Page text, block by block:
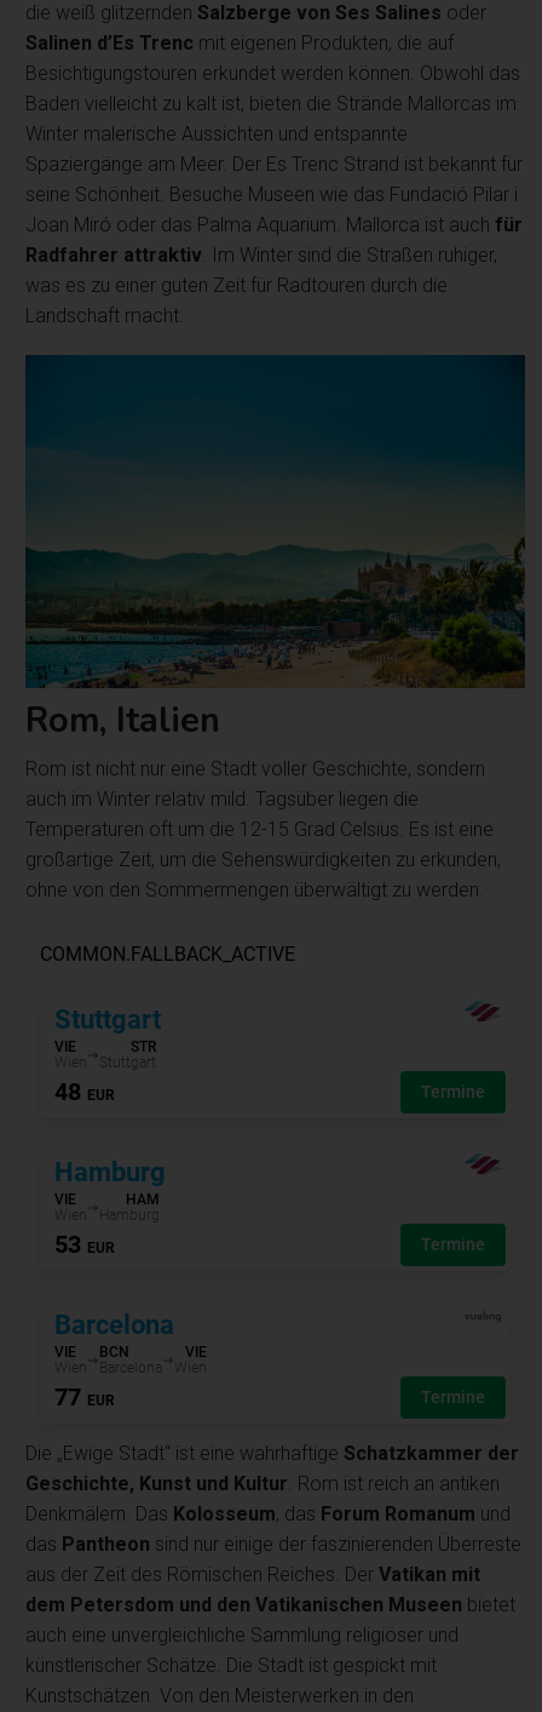
die weiß glitzernden Salzberge von Ses Salines oder
Salinen d’Es Trenc mit eigenen Produkten, die auf
Besichtigungstouren erkundet werden können. Obwohl das
Baden vielleicht zu kalt ist, bieten die Strände Mallorcas im
Winter malerische Aussichten und entspannte
Spaziergänge am Meer. Der Es Trenc Strand ist bekannt für
seine Schönheit. Besuche Museen wie das Fundació Pilar i
Joan Miró oder das Palma Aquarium. Mallorca ist auch für
Radfahrer attraktiv. Im Winter sind die Straßen ruhiger,
was es zu einer guten Zeit für Radtouren durch die
Landschaft macht.
Rom, Italien
Rom ist nicht nur eine Stadt voller Geschichte, sondern
auch im Winter relativ mild. Tagsüber liegen die
Temperaturen oft um die 12-15 Grad Celsius. Es ist eine
großartige Zeit, um die Sehenswürdigkeiten zu erkunden,
ohne von den Sommermengen überwältigt zu werden.
Die „Ewige Stadt“ ist eine wahrhaftige Schatzkammer der
Geschichte, Kunst und Kultur. Rom ist reich an antiken
Denkmälern. Das Kolosseum, das Forum Romanum und
das Pantheon sind nur einige der faszinierenden Überreste
aus der Zeit des Römischen Reiches. DerVatikan mit
dem Petersdom und den Vatikanischen Museen bietet
auch eine unvergleichliche Sammlung religiöser und
künstlerischer Schätze. Die Stadt ist gespickt mit
Kunstschätzen. Von den Meisterwerken in den